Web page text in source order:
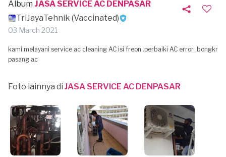
Album JASA SERVICE AC DENPASAR
TriJayaTehnik (Vaccinated)
03 March 2021
kami melayani service ac cleaning AC isi freon .perbaiki AC error .bongkr
pasang ac
Foto lainnya di JASA SERVICE AC DENPASAR